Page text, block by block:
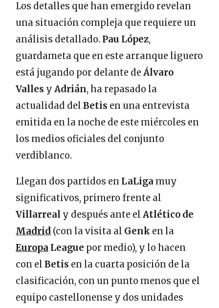
Los detalles que han emergido revelan
una situación compleja que requiere un
análisis detallado. Pau López,
guardameta que en este arranque liguero
está jugando por delante deÁlvaro
Valles y Adrián, ha repasado la
actualidad del Betis en una entrevista
emitida en la noche de este miércoles en
los medios oficiales del conjunto
verdiblanco.
Llegan dos partidos en LaLiga muy
significativos, primero frente al
Villarreal y después ante el Atlético de
Madrid (con la visita al Genk en la
Europa League por medio), y lo hacen
con el Betis en la cuarta posición de la
clasificación, con un punto menos que el
equipo castellonense y dos unidades